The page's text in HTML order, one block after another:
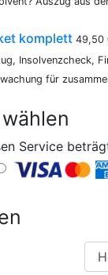
komplett 49,50
Insolvenzcheck,
für
Service